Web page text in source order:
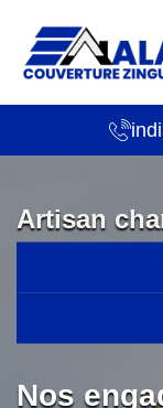
Artisan
Nos